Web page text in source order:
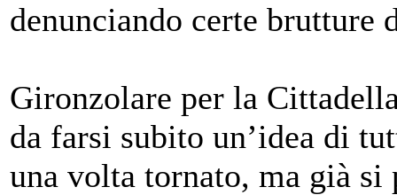
denunciando certe brutture
Gironzolare per la
da farsi subito un’idea di
una volta tornato, ma già